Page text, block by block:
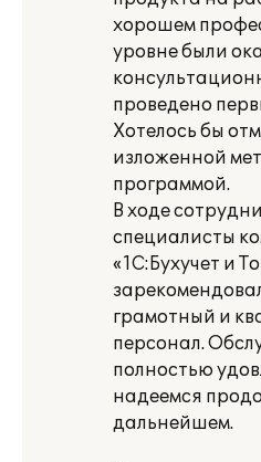
хорошем
уровне были
проведено
Хотелось бы
изложенной
программой.
В ходе
специалисты
«1С:Бухучет и
грамотный и
персонал.
полностью
надеемся
дальнейшем.